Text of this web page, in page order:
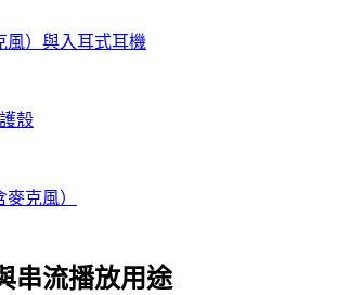
風）與入耳式耳機
殼
克風）
串流播放用途